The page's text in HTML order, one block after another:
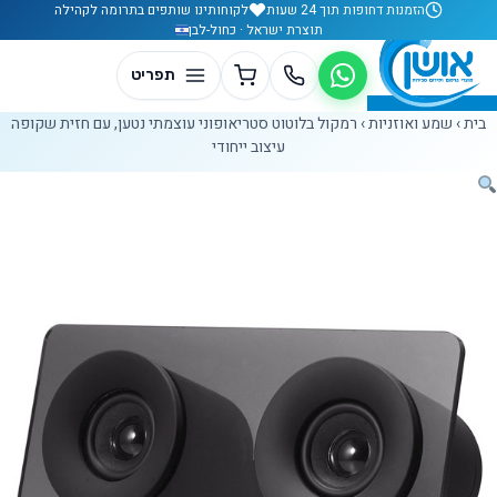
דלג לתוכןהזמנות דחופות תוך 24 שעות
לקוחותינו שותפים בתרומה לקהילה
תוצרת ישראל · כחול-לבן
בית› שמע ואוזניות› רמקול בלוטוט סטריאופוני עוצמתי נטען, עם חזית שקופה
עיצוב ייחודי